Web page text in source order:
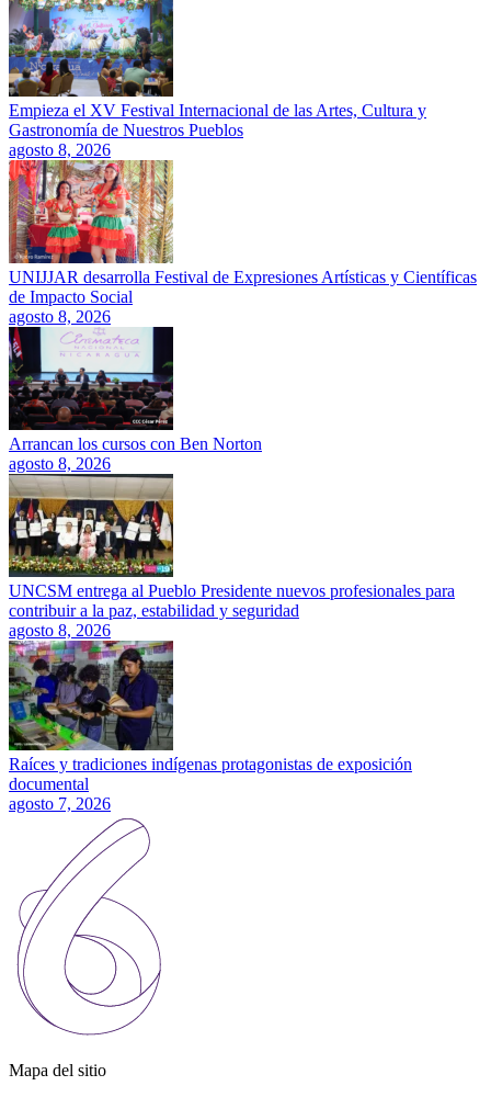
Empieza el XV Festival Internacional de las Artes, Cultura y
Gastronomía de Nuestros Pueblos
agosto 8, 2026
UNIJJAR desarrolla Festival de Expresiones Artísticas y Científicas
de Impacto Social
agosto 8, 2026
Arrancan los cursos con Ben Norton
agosto 8, 2026
UNCSM entrega al Pueblo Presidente nuevos profesionales para
contribuir a la paz, estabilidad y seguridad
agosto 8, 2026
Raíces y tradiciones indígenas protagonistas de exposición
documental
agosto 7, 2026
Mapa del sitio